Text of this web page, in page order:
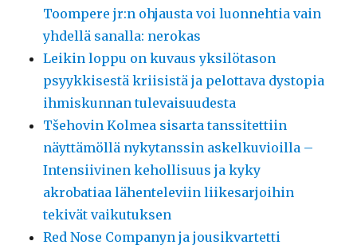
Toompere jr:n ohjausta voi luonnehtia vain
yhdellä sanalla: nerokas
Leikin loppu on kuvaus yksilötason
psyykkisestä kriisistä ja pelottava dystopia
ihmiskunnan tulevaisuudesta
Tšehovin Kolmea sisarta tanssitettiin
näyttämöllä nykytanssin askelkuvioilla –
Intensiivinen kehollisuus ja kyky
akrobatiaa lähenteleviin liikesarjoihin
tekivät vaikutuksen
Red Nose Companyn ja jousikvartetti